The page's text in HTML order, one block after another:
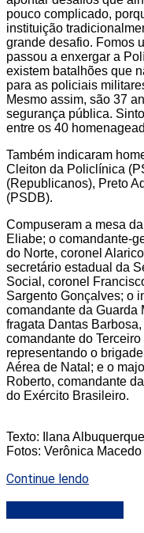
pouco complicado,
instituição
grande desafio. Fomos
passou a enxergar a
existem batalhões que
para as policiais
Mesmo assim, são 37
segurança pública.
entre os 40
Também indicaram
Cleiton da Policlínica
(Republicanos), Preto
(PSDB).
Compuseram a mesa
Eliabe; o comandante-
do Norte, coronel
secretário estadual da
Social, coronel
Sargento Gonçalves; o
comandante da Guarda
fragata Dantas
comandante do
representando o
Aérea de Natal; e o
Roberto, comandante
do Exército Brasileiro.
Texto: Ilana Albuquerque
Fotos: Verônica Macedo
Continue lendo